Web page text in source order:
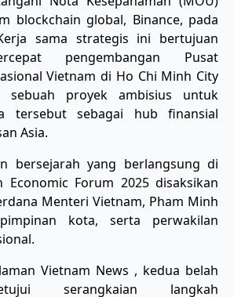
blockchain global, Binance, pada
sama strategis ini bertujuan
pengembangan Pusat
Vietnam di Ho Chi Minh City
sebuah proyek ambisius untuk
tersebut sebagai hub finansial
Asia.
bersejarah yang berlangsung di
Economic Forum 2025 disaksikan
Menteri Vietnam, Pham Minh
kota, serta perwakilan
Vietnam News , kedua belah
serangkaian langkah